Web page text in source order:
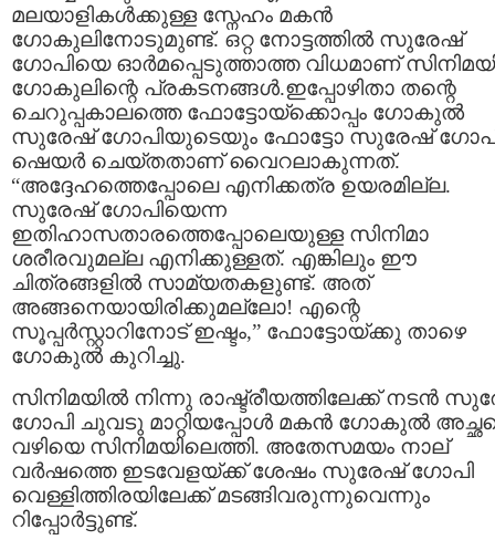
മലയാളികൾക്കുള്ള സ്നേഹം മകൻ
ഗോകുലിനോടുമുണ്ട്. ഒറ്റ നോട്ടത്തിൽ സുരേഷ്
ഗോപിയെ ഓർമപ്പെടുത്താത്ത വിധമാണ്
ഗോകുലിന്റെ പ്രകടനങ്ങൾ.ഇപ്പോഴിതാ തന്റെ
ചെറുപ്പകാലത്തെ ഫോട്ടോയ്‍ക്കൊപ്പം ഗോകുല്‍
സുരേഷ് ഗോപിയുടെയും ഫോട്ടോ സുരേഷ്
ഷെയര്‍ ചെയ്‍തതാണ് വൈറലാകുന്നത്.
“അദ്ദേഹത്തെപ്പോലെ എനിക്കത്ര ഉയരമില്ല.
സുരേഷ് ഗോപിയെന്ന
ഇതിഹാസതാരത്തെപ്പോലെയുള്ള സിനിമാ
ശരീരവുമല്ല എനിക്കുള്ളത്. എങ്കിലും ഈ
ചിത്രങ്ങളിൽ സാമ്യതകളുണ്ട്. അത്
അങ്ങനെയായിരിക്കുമല്ലോ! എന്റെ
സൂപ്പർസ്റ്റാറിനോട് ഇഷ്ടം,” ഫോട്ടോയ്ക്കു താഴെ
ഗോകുല്‍ കുറിച്ചു.
സിനിമയിൽ നിന്നു രാഷ്ട്രീയത്തിലേക്ക് നടൻ
ഗോപി ചുവടു മാറ്റിയപ്പോൾ മകൻ ഗോകുൽ
വഴിയെ സിനിമയിലെത്തി. അതേസമയം നാല്
വര്‍ഷത്തെ ഇടവേളയ്‍ക്ക് ശേഷം സുരേഷ് ഗോപി
വെള്ളിത്തിരയിലേക്ക് മടങ്ങിവരുന്നുവെന്നും
റിപ്പോര്‍ട്ടുണ്ട്.